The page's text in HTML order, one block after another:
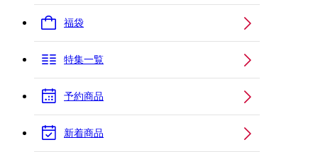
福袋
特集一覧
予約商品
新着商品